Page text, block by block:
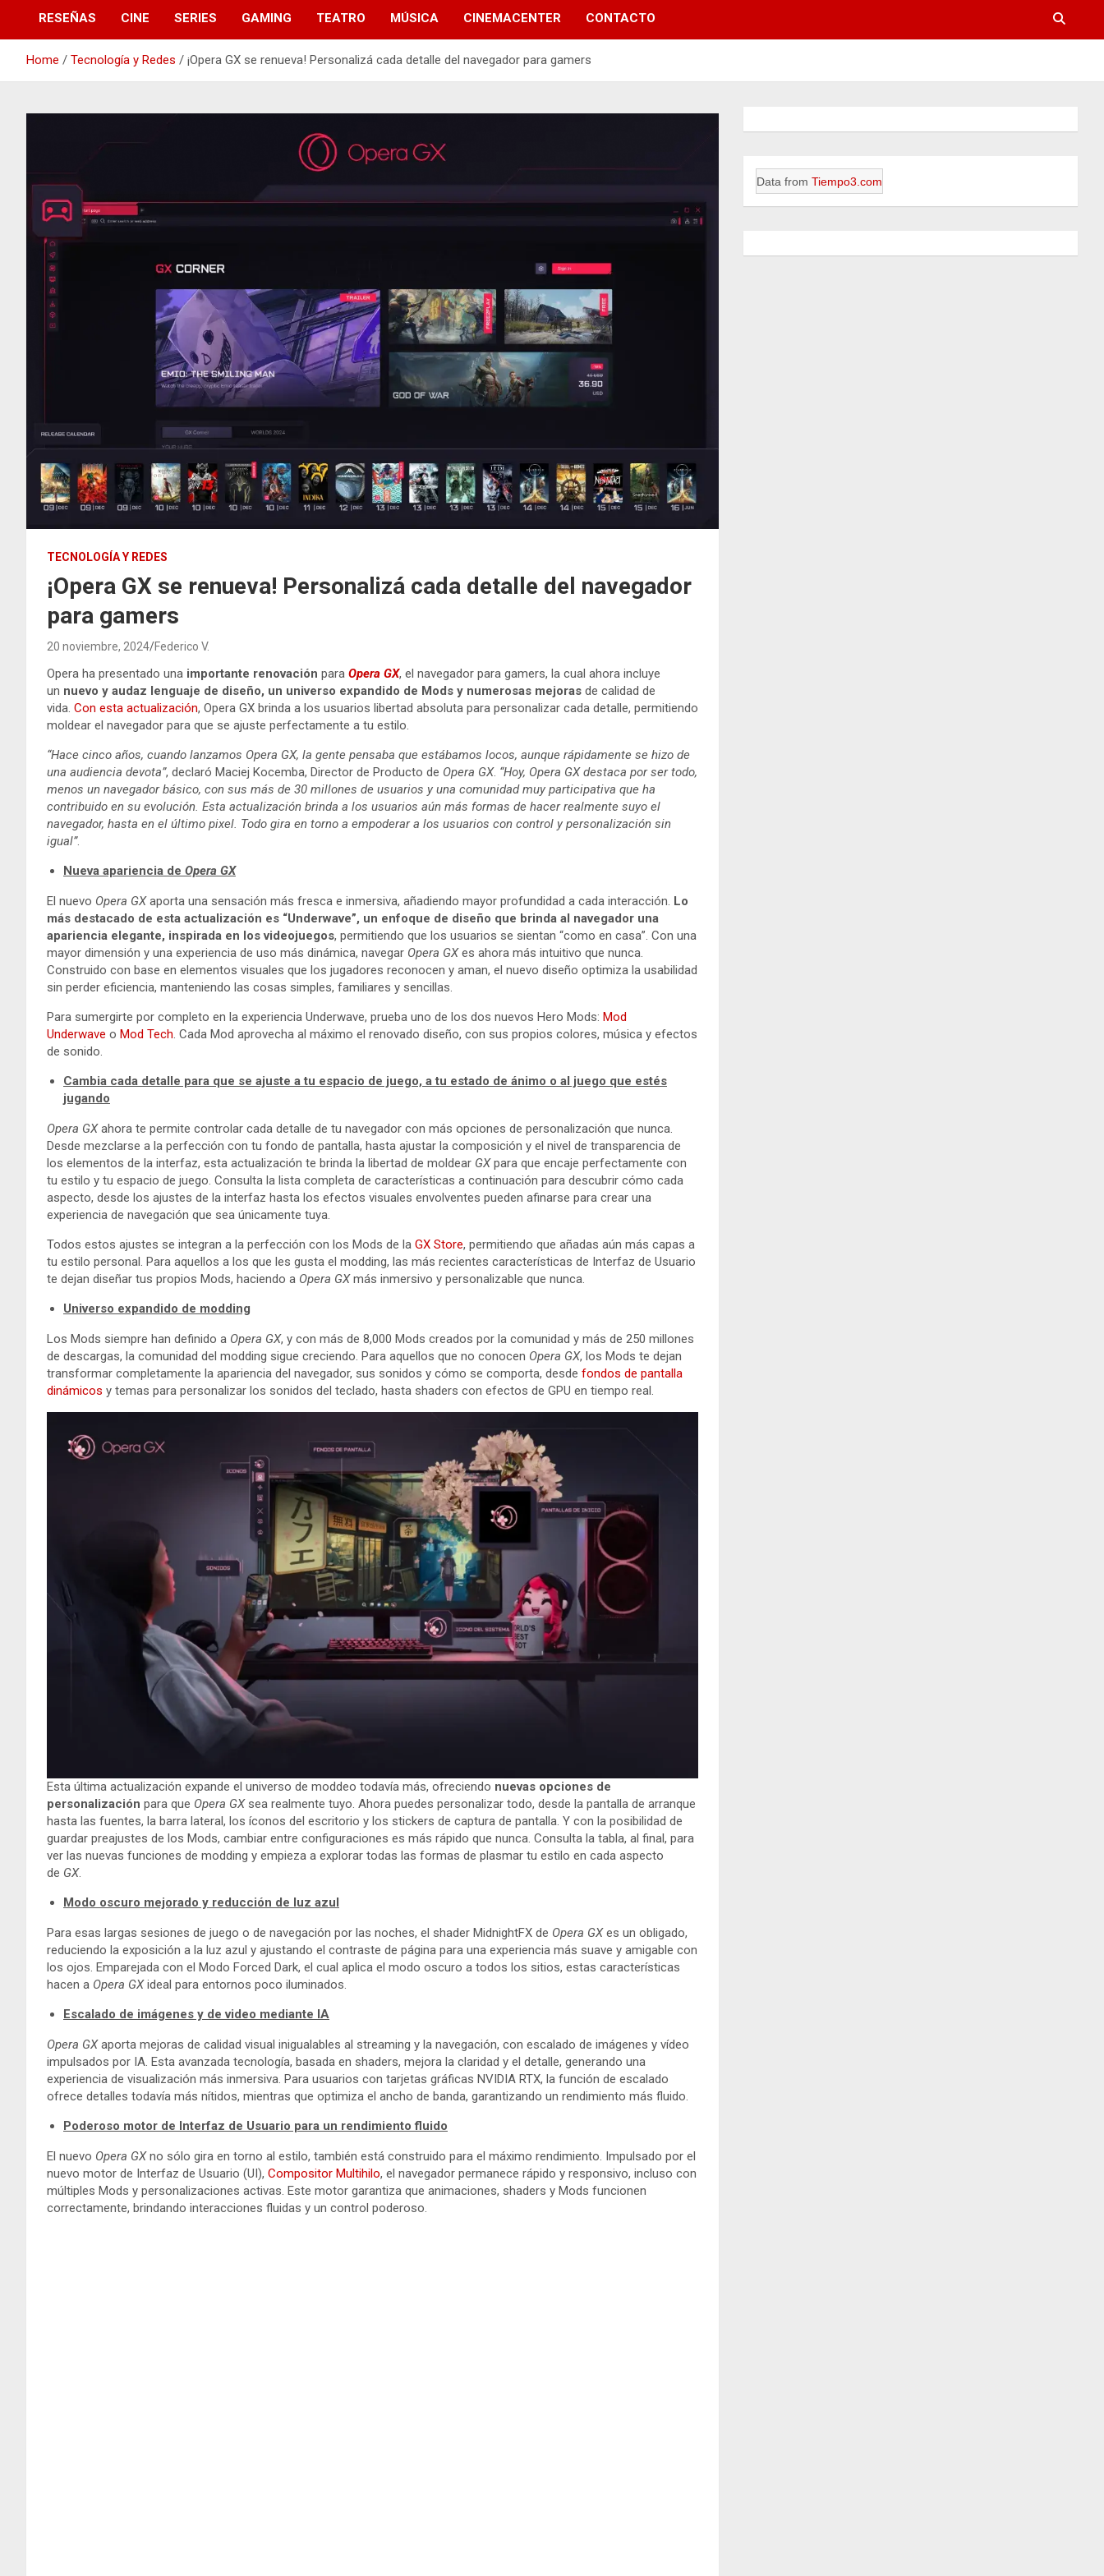
RESEÑAS CINE SERIES GAMING TEATRO MÚSICA CINEMACENTER CONTACTO
Home Tecnología y Redes ¡Opera GX se renueva! Personalizá cada detalle del navegador para gamers
TECNOLOGÍA Y REDES
¡Opera GX se renueva! Personalizá cada detalle del navegador
para gamers
20 noviembre, 2024 Federico V.
Opera ha presentado una importante renovación para Opera GX, el navegador para gamers, la cual ahora incluye
un nuevo y audaz lenguaje de diseño, un universo expandido de Mods y numerosas mejoras de calidad de
vida. Con esta actualización, Opera GX brinda a los usuarios libertad absoluta para personalizar cada detalle, permitiendo
moldear el navegador para que se ajuste perfectamente a tu estilo.
“Hace cinco años, cuando lanzamos Opera GX, la gente pensaba que estábamos locos, aunque rápidamente se hizo de
una audiencia devota”, declaró Maciej Kocemba, Director de Producto de Opera GX. “Hoy, Opera GX destaca por ser todo,
menos un navegador básico, con sus más de 30 millones de usuarios y una comunidad muy participativa que ha
contribuido en su evolución. Esta actualización brinda a los usuarios aún más formas de hacer realmente suyo el
navegador, hasta en el último pixel. Todo gira en torno a empoderar a los usuarios con control y personalización sin
igual”.
Nueva apariencia de Opera GX
El nuevo Opera GXaporta una sensación más fresca e inmersiva, añadiendo mayor profundidad a cada interacción. Lo
más destacado de esta actualización es “Underwave”, un enfoque de diseño que brinda al navegador una
apariencia elegante, inspirada en los videojuegos, permitiendo que los usuarios se sientan “como en casa”. Con una
mayor dimensión y una experiencia de uso más dinámica, navegar Opera GXes ahora más intuitivo que nunca.
Construido con base en elementos visuales que los jugadores reconocen y aman, el nuevo diseño optimiza la usabilidad
sin perder eficiencia, manteniendo las cosas simples, familiares y sencillas.
Para sumergirte por completo en la experiencia Underwave, prueba uno de los dos nuevos Hero Mods: Mod
Underwave o Mod Tech. Cada Mod aprovecha al máximo el renovado diseño, con sus propios colores, música y efectos
de sonido.
Cambia cada detalle para que se ajuste a tu espacio de juego, a tu estado de ánimo o al juego que estés
jugando
Opera GXahora te permite controlar cada detalle de tu navegador con más opciones de personalización que nunca.
Desde mezclarse a la perfección con tu fondo de pantalla, hasta ajustar la composición y el nivel de transparencia de
los elementos de la interfaz, esta actualización te brinda la libertad de moldear GXpara que encaje perfectamente con
tu estilo y tu espacio de juego. Consulta la lista completa de características a continuación para descubrir cómo cada
aspecto, desde los ajustes de la interfaz hasta los efectos visuales envolventes pueden afinarse para crear una
experiencia de navegación que sea únicamente tuya.
Todos estos ajustes se integran a la perfección con los Mods de la GX Store, permitiendo que añadas aún más capas a
tu estilo personal. Para aquellos a los que les gusta el modding, las más recientes características de Interfaz de Usuario
te dejan diseñar tus propios Mods, haciendo a Opera GXmás inmersivo y personalizable que nunca.
Universo expandido de modding
Los Mods siempre han definido a Opera GX, y con más de 8,000 Mods creados por la comunidad y más de 250 millones
de descargas, la comunidad del modding sigue creciendo. Para aquellos que no conocen Opera GX, los Mods te dejan
transformar completamente la apariencia del navegador, sus sonidos y cómo se comporta, desde fondos de pantalla
dinámicos y temas para personalizar los sonidos del teclado, hasta shaders con efectos de GPU en tiempo real.
Esta última actualización expande el universo de moddeo todavía más, ofreciendo nuevas opciones de
personalización para que Opera GXsea realmente tuyo. Ahora puedes personalizar todo, desde la pantalla de arranque
hasta las fuentes, la barra lateral, los íconos del escritorio y los stickers de captura de pantalla. Y con la posibilidad de
guardar preajustes de los Mods, cambiar entre configuraciones es más rápido que nunca. Consulta la tabla, al final, para
ver las nuevas funciones de modding y empieza a explorar todas las formas de plasmar tu estilo en cada aspecto
de GX.
Modo oscuro mejorado y reducción de luz azul
Para esas largas sesiones de juego o de navegación por las noches, el shader MidnightFX de Opera GXes un obligado,
reduciendo la exposición a la luz azul y ajustando el contraste de página para una experiencia más suave y amigable con
los ojos. Emparejada con el Modo Forced Dark, el cual aplica el modo oscuro a todos los sitios, estas características
hacen a Opera GXideal para entornos poco iluminados.
Escalado de imágenes y de video mediante IA
Opera GXaporta mejoras de calidad visual inigualables al streaming y la navegación, con escalado de imágenes y vídeo
impulsados por IA. Esta avanzada tecnología, basada en shaders, mejora la claridad y el detalle, generando una
experiencia de visualización más inmersiva. Para usuarios con tarjetas gráficas NVIDIA RTX, la función de escalado
ofrece detalles todavía más nítidos, mientras que optimiza el ancho de banda, garantizando un rendimiento más fluido.
Poderoso motor de Interfaz de Usuario para un rendimiento fluido
El nuevo Opera GXno sólo gira en torno al estilo, también está construido para el máximo rendimiento. Impulsado por el
nuevo motor de Interfaz de Usuario (UI), Compositor Multihilo, el navegador permanece rápido y responsivo, incluso con
múltiples Mods y personalizaciones activas. Este motor garantiza que animaciones, shaders y Mods funcionen
correctamente, brindando interacciones fluidas y un control poderoso.
Data fromTiempo3.com